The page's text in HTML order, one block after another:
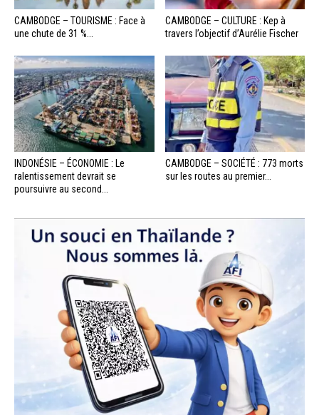
CAMBODGE – TOURISME : Face à
une chute de 31 %...
CAMBODGE – CULTURE : Kep à
travers l’objectif d’Aurélie Fischer
INDONÉSIE – ÉCONOMIE : Le
ralentissement devrait se
poursuivre au second...
CAMBODGE – SOCIÉTÉ : 773 morts
sur les routes au premier...